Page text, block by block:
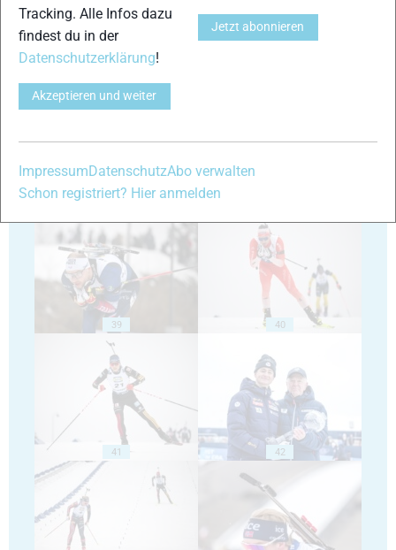
37
39 40
41 42
Tracking. Alle Infos dazu
findest du in der
Datenschutzerklärung!
Akzeptieren und weiter
Jetzt abonnieren
Impressum DatenschutzAbo verwalten
Schon registriert? Hier anmelden